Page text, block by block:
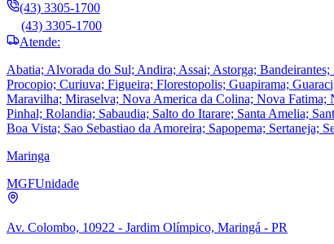
(43) 3305-1700
(43) 3305-1700
Atende:
Abatia; Alvorada do Sul; Andira; Assai; Astorga;
Procopio; Curiuva; Figueira; Florestopolis; Guapirama;
Maravilha; Miraselva; Nova America da Colina; Nova Fatima;
Pinhal; Rolandia; Sabaudia; Salto do Itarare; Santa Amelia;
Boa Vista; Sao Sebastiao da Amoreira; Sapopema; Sertaneja;
Maringa
MGFUnidade
Av. Colombo, 10922 - Jardim Olímpico, Maringá - PR